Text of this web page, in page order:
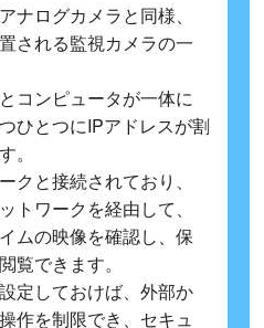
ナログカメラと同様、
される監視カメラの一
コンピュータが一体に
ひとつにIPアドレスが割
。
クと接続されており、
トワークを経由して、
ムの映像を確認し、保
覧できます。
定しておけば、外部か
作を制限でき、セキュ